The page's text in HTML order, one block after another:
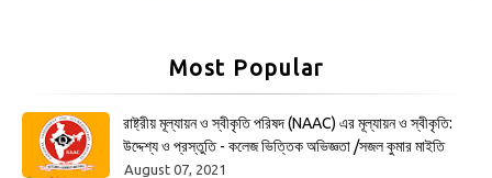
Most Popular
রাষ্ট্রীয় মূল্যায়ন ও স্বীকৃতি পরিষদ (NAAC) এর মূল্যায়ন ও স্বীকৃতি:
উদ্দেশ্য ও প্রস্তুতি - কলেজ ভিত্তিক অভিজ্ঞতা /সজল কুমার মাইতি
August 07, 2021